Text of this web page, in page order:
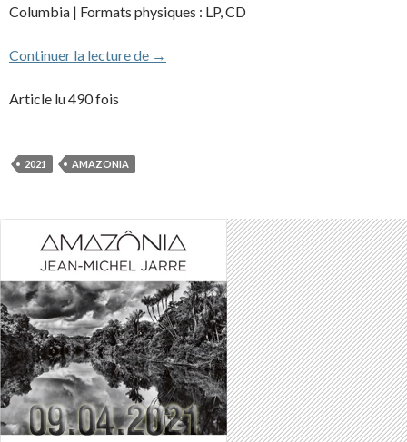
Columbia | Formats physiques : LP, CD
Continuer la lecture de Amazônia
→
Article lu 490 fois
2021 AMAZONIA